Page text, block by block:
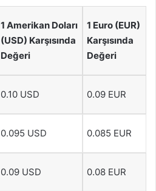
1 Amerikan Doları
(USD) Karşısında
Değeri
1 Euro (EUR)
Karşısında
Değeri
0.10 USD 0.09 EUR
0.095 USD 0.085 EUR
0.09 USD 0.08 EUR